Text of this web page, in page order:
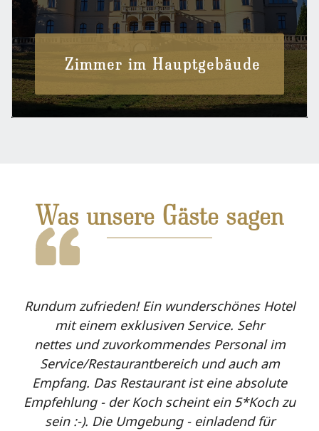
Zimmer im Hauptgebäude
Was unsere Gäste sagen
Rundum zufrieden! Ein wunderschönes Hotel
mit einem exklusiven Service. Sehr
nettes und zuvorkommendes Personal im
Service/Restaurantbereich und auch am
Empfang. Das Restaurant ist eine absolute
Empfehlung - der Koch scheint ein 5*Koch zu
sein :-). Die Umgebung - einladend für